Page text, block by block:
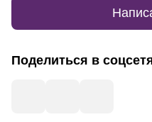
Поделиться в